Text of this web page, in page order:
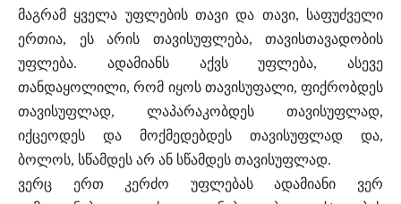
მაგრამ ყველა უფლების თავი და თავი, საფუძველი
ერთია, ეს არის თავისუფლება, თავისთავადობის
უფლება. ადამიანს აქვს უფლება, ასევე
თანდაყოლილი, რომ იყოს თავისუფალი, ფიქრობდეს
თავისუფლად, ლაპარაკობდეს თავისუფლად,
იქცეოდეს და მოქმედებდეს თავისუფლად და,
ბოლოს, სწამდეს არ ან სწამდეს თავისუფლად.
ვერც ერთ კერძო უფლებას ადამიანი ვერ